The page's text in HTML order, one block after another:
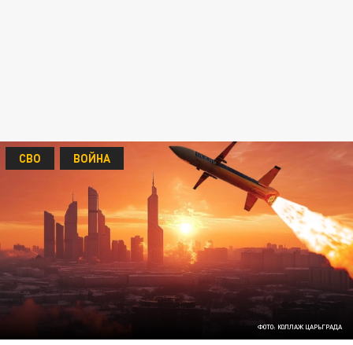
ФОТО: КОЛЛАЖ ЦАРЬГРАДА
СВО ВОЙНА